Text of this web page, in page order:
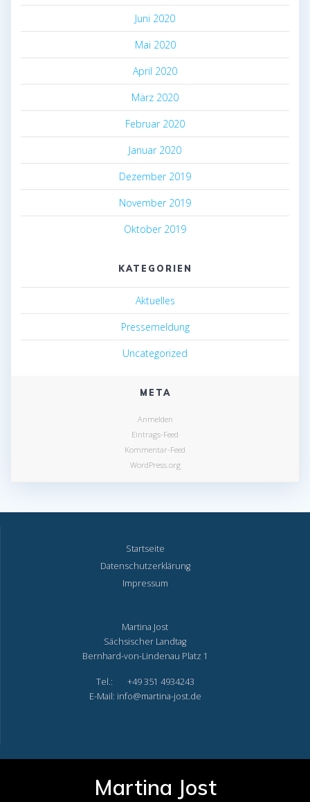
Juni 2020
Mai 2020
April 2020
März 2020
Februar 2020
Januar 2020
Dezember 2019
November 2019
Oktober 2019
KATEGORIEN
Aktuelles
Pressemeldung
Uncategorized
META
Anmelden
Eintrags-Feed
Kommentar-Feed
WordPress.org
Startseite
Datenschutzerklärung
Impressum
Martina Jost
Sächsischer Landtag
Bernhard-von-Lindenau Platz 1
Tel.: +49 351 4934243
E-Mail: info@martina-jost.de
Martina Jost